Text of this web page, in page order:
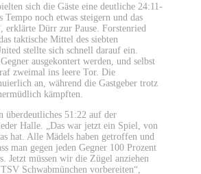
sich die Gäste eine deutliche 24:11-
noch etwas steigern und das
erklärte Dürr zur Pause. Forstenried
taktische Mittel des siebten
stellte sich schnell darauf ein.
ausgekontert werden, und selbst
zweimal ins leere Tor. Die
an, während die Gastgeber trotz
kämpften.
überdeutliches 51:22 auf der
Halle. „Das war jetzt ein Spiel, von
hat. Alle Mädels haben getroffen und
man gegen jeden Gegner 100 Prozent
Jetzt müssen wir die Zügel anziehen
Schwabmünchen vorbereiten“,